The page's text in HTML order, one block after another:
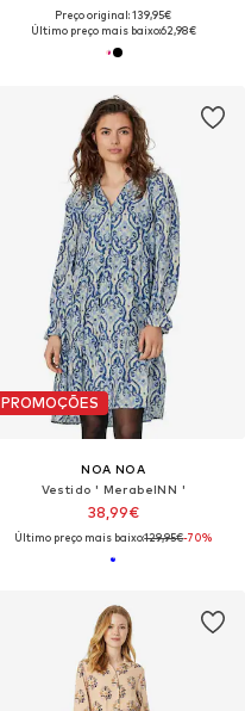
Preço original: 139,95€
Último preço mais baixo:62,98€
PROMOÇÕES
NOA NOA
Vestido ' MerabelNN '
38,99€
Último preço mais baixo:129,95€-70%